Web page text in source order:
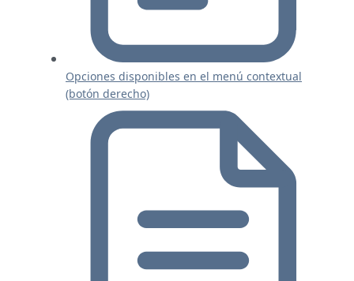
Opciones disponibles en el menú contextual
(botón derecho)